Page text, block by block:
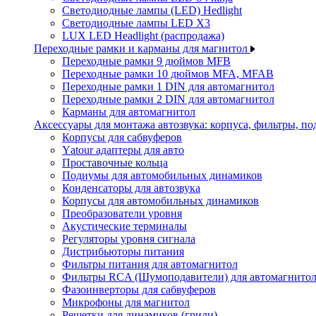
Светодиодные лампы (LED) Hedlight
Светодиодные лампы LED X3
LUX LED Headlight (распродажа)
Переходные рамки и карманы для магнитол
Переходные рамки 9 дюймов MFB
Переходные рамки 10 дюймов MFA, MFAB
Переходные рамки 1 DIN для автомагнитол
Переходные рамки 2 DIN для автомагнитол
Карманы для автомагнитол
Аксессуары для монтажа автозвука: корпуса, фильтры,
Корпусы для сабвуферов
Yаtour адаптеры для авто
Проставочные кольца
Подиумы для автомобильных динамиков
Конденсаторы для автозвука
Корпусы для автомобильных динамиков
Преобразователи уровня
Акустические терминалы
Регуляторы уровня сигнала
Дистрибьюторы питания
Фильтры питания для автомагнитол
Фильтры RCA (Шумоподавители) для автомагнитол
Фазоинверторы для сабвуферов
Микрофоны для магнитол